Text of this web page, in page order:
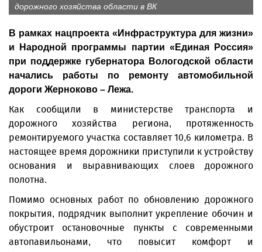
дорожного хозяйства области в ВК
В рамках нацпроекта «Инфраструктура для жизни»
и Народной программы партии «Единая Россия»
при поддержке губернатора Вологодской области
начались работы по ремонту автомобильной
дороги Жерноково – Лежа.
Как сообщили в министерстве транспорта и
дорожного хозяйства региона, протяженность
ремонтируемого участка составляет 10,6 километра. В
настоящее время дорожники приступили к устройству
основания и выравнивающих слоев дорожного
полотна.
Помимо основных работ по обновлению дорожного
покрытия, подрядчик выполнит укрепление обочин и
обустроит остановочные пункты с современными
автопавильонами, что повысит комфорт и